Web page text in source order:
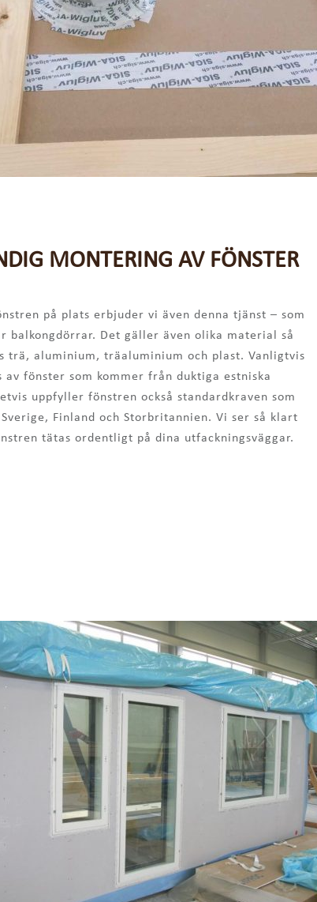
MONTERING AV FÖNSTER
på plats erbjuder vi även denna tjänst – som
balkongdörrar. Det gäller även olika material så
trä, aluminium, träaluminium och plast. Vanligtvis
av fönster som kommer från duktiga estniska
uppfyller fönstren också standardkraven som
Finland och Storbritannien. Vi ser så klart
tätas ordentligt på dina utfackningsväggar.